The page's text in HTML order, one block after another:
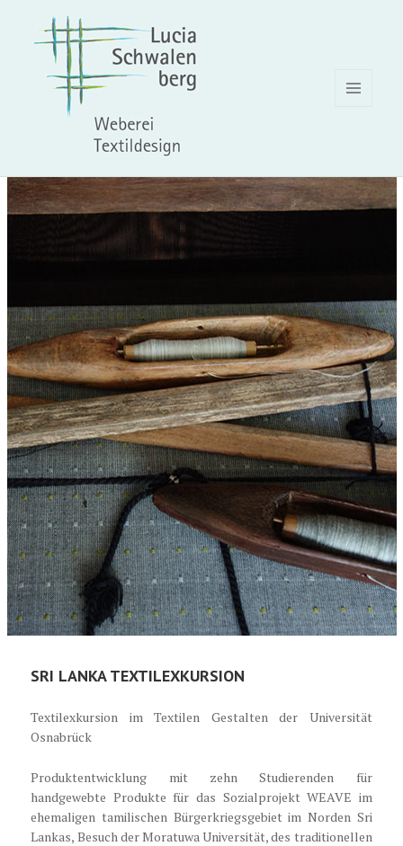
SRI LANKA TEXTILEXKURSION
Textilexkursion im Textilen Gestalten der Universität
Osnabrück
Produktentwicklung mit zehn Studierenden für
handgewebte Produkte für das Sozialprojekt WEAVE im
ehemaligen tamilischen Bürgerkriegsgebiet im Norden Sri
Lankas, Besuch der Moratuwa Universität, des traditionellen